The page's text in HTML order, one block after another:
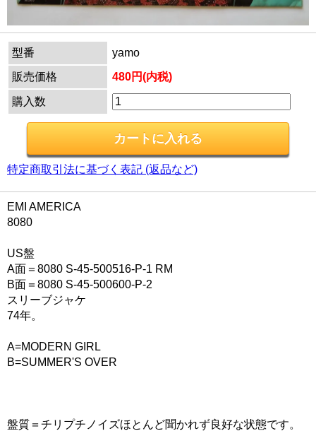
型番
yamo
販売価格
480円(内税)
購入数
特定商取引法に基づく表記 (返品など)
EMI AMERICA
8080
US盤
A面＝8080 S-45-500516-P-1 RM
B面＝8080 S-45-500600-P-2
スリーブジャケ
74年。
A=MODERN GIRL
B=SUMMER'S OVER
盤質＝チリプチノイズほとんど聞かれず良好な状態です。